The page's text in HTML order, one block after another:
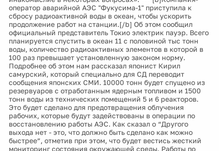
оператор аварийной АЭС "Фукусима-1" приступила к
сбросу радиоактивной воды в океан, чтобы ускорить
продолжение работ на станции.[/b] Об этом сообщил
официальный представитель Токио электрик пауэр. Всего
планируется спустить в океан 11 с половиной тыс тонн
воды, количество радиоактивных элементов в которой в
100 раз превышает установленную законом норму.
Подробнее об этом нам рассказал японист Кирил
самурский, который специально для СД переводит
сообщения японских СМИ. 10000 тонн будет спущено из
резервуаров с отработанным ядерным топливом и 1500
тонн воды из технических помещений 5 и 6 реакторов.
Это будет сделано для предотвращения облучения
рабочих, которые будут задействованы в операции по
восстановлению работы АЭС. Как сказал о “Другого
выхода нет - это, что должно быть сделано как можно
быстрее”, отметив при этом, что будет вестись жесткий
мониторинг состояния окружающей среды. Работы по